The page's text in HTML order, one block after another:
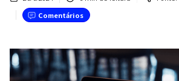
Comentários